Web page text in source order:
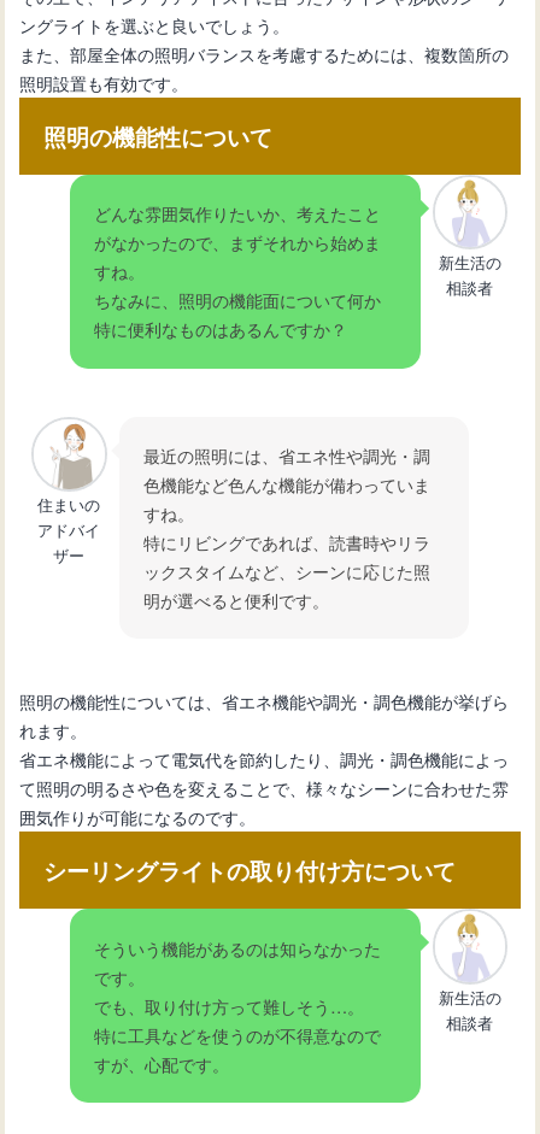
ングライトを選ぶと良いでしょう。
また、部屋全体の照明バランスを考慮するためには、複数箇所の
照明設置も有効です。
照明の機能性について
どんな雰囲気作りたいか、考えたこと
がなかったので、まずそれから始めま
すね。
ちなみに、照明の機能面について何か
特に便利なものはあるんですか？
新生活の
相談者
住まいの
アドバイ
ザー
最近の照明には、省エネ性や調光・調
色機能など色んな機能が備わっていま
すね。
特にリビングであれば、読書時やリラ
ックスタイムなど、シーンに応じた照
明が選べると便利です。
照明の機能性については、省エネ機能や調光・調色機能が挙げら
れます。
省エネ機能によって電気代を節約したり、調光・調色機能によっ
て照明の明るさや色を変えることで、様々なシーンに合わせた雰
囲気作りが可能になるのです。
シーリングライトの取り付け方について
そういう機能があるのは知らなかった
です。
でも、取り付け方って難しそう…。
特に工具などを使うのが不得意なので
すが、心配です。
新生活の
相談者